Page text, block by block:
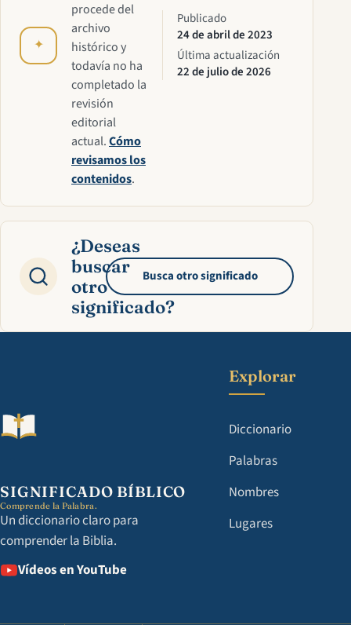
✦
procede del
archivo
histórico y
todavía no ha
completado la
revisión
editorial
actual.Cómo
revisamos los
contenidos.
Publicado
24 de abril de 2023
Última actualización
22 de julio de 2026
¿Deseas
buscar
otro
significado?
Busca otro significado
SIGNIFICADO BÍBLICO
Comprende la Palabra.
Un diccionario claro para
comprender la Biblia.
Vídeos en YouTube
Explorar
Diccionario
Palabras
Nombres
Lugares